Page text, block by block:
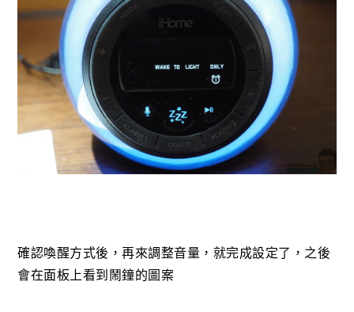
確認喚醒方式後，再來調整音量，就完成設定了，之後
會在面板上看到鬧鐘的圖案